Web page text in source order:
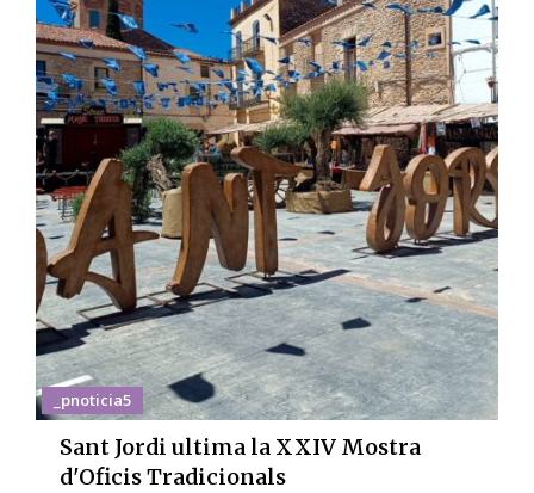
_pnoticia5
Sant Jordi ultima la XXIV Mostra
d'Oficis Tradicionals